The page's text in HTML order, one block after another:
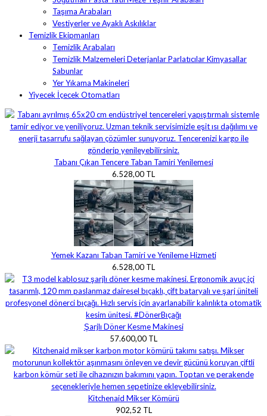
Taşıma Arabaları
Vestiyerler ve Ayaklı Askılıklar
Temizlik Ekipmanları
Temizlik Arabaları
Temizlik Malzemeleri Deterjanlar Parlatıcılar Kimyasallar
Sabunlar
Yer Yıkama Makineleri
Yiyecek İçecek Otomatları
Tabanı Çıkan Tencere Taban Tamiri Yenilemesi
6.528,00 TL
Yemek Kazanı Taban Tamiri ve Yenileme Hizmeti
6.528,00 TL
Şarjlı Döner Kesme Makinesi
57.600,00 TL
Kitchenaid Mikser Kömürü
902,52 TL